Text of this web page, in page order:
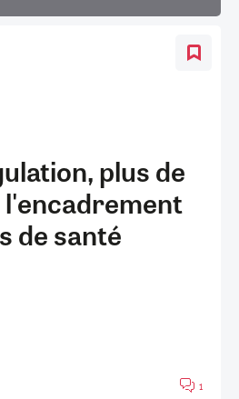
plus de
de santé
1